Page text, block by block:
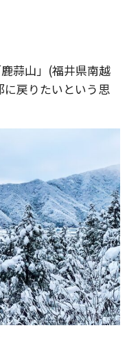
蒜山」(福井県南越
戻りたいという思